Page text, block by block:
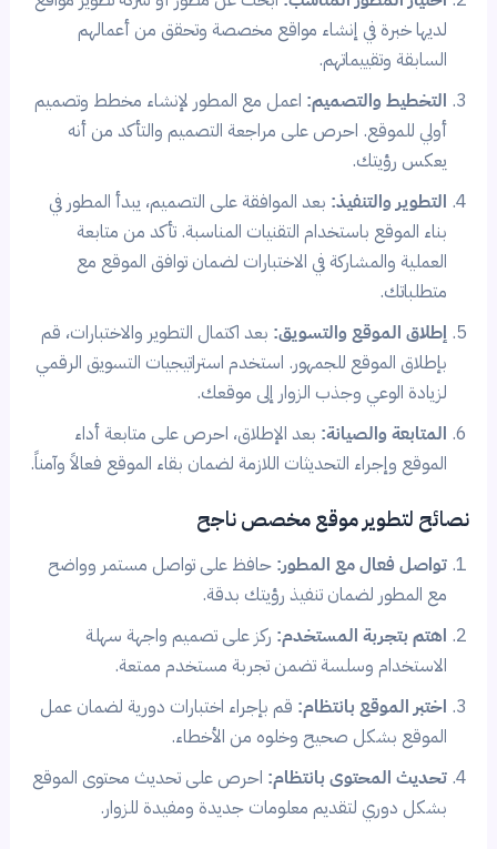
لديها خبرة في إنشاء مواقع مخصصة وتحقق من أعمالهم
السابقة وتقييماتهم.
التخطيط والتصميم: اعمل مع المطور لإنشاء مخطط وتصميم
أولي للموقع. احرص على مراجعة التصميم والتأكد من أنه
يعكس رؤيتك.
التطوير والتنفيذ: بعد الموافقة على التصميم، يبدأ المطور في
بناء الموقع باستخدام التقنيات المناسبة. تأكد من متابعة
العملية والمشاركة في الاختبارات لضمان توافق الموقع مع
متطلباتك.
إطلاق الموقع والتسويق: بعد اكتمال التطوير والاختبارات، قم
بإطلاق الموقع للجمهور. استخدم استراتيجيات التسويق الرقمي
لزيادة الوعي وجذب الزوار إلى موقعك.
المتابعة والصيانة: بعد الإطلاق، احرص على متابعة أداء
الموقع وإجراء التحديثات اللازمة لضمان بقاء الموقع فعالاً وآمناً.
نصائح لتطوير موقع مخصص ناجح
تواصل فعال مع المطور: حافظ على تواصل مستمر وواضح
مع المطور لضمان تنفيذ رؤيتك بدقة.
اهتم بتجربة المستخدم: ركز على تصميم واجهة سهلة
الاستخدام وسلسة تضمن تجربة مستخدم ممتعة.
اختبر الموقع بانتظام: قم بإجراء اختبارات دورية لضمان عمل
الموقع بشكل صحيح وخلوه من الأخطاء.
تحديث المحتوى بانتظام: احرص على تحديث محتوى الموقع
بشكل دوري لتقديم معلومات جديدة ومفيدة للزوار.